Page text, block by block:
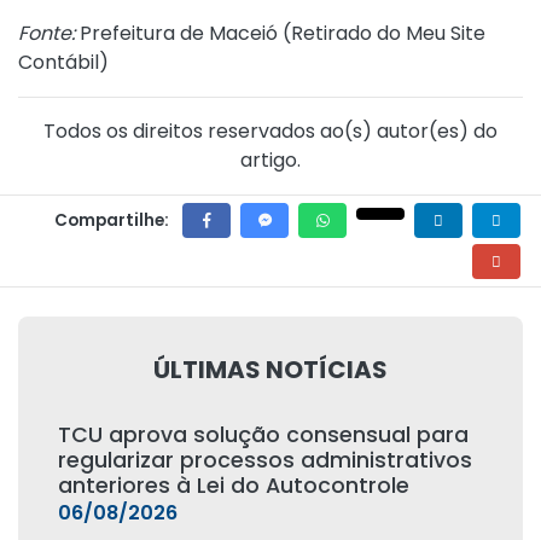
Fonte:Prefeitura de Maceió (Retirado do Meu Site
Contábil)
Todos os direitos reservados ao(s) autor(es) do
artigo.
Compartilhe:
ÚLTIMAS NOTÍCIAS
TCU aprova solução consensual para
regularizar processos administrativos
anteriores à Lei do Autocontrole
06/08/2026